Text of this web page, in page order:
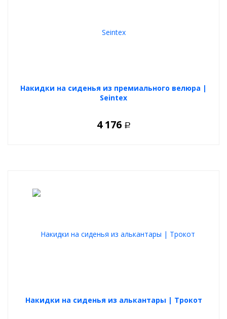
Накидки на сиденья из премиального велюра |
Seintex
4 176 Р
Накидки на сиденья из алькантары | Трокот